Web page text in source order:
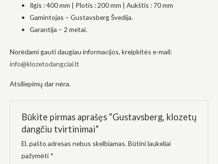
Ilgis : 400 mm | Plotis : 200 mm | Aukštis : 70 mm
Gamintojas – Gustavsberg Švedija.
Garantija – 2 metai.
Norėdami gauti daugiau informacijos, kreipkitės e-mail:
info@klozetodangciai.lt
Atsiliepimų dar nėra.
Būkite pirmas aprašęs “Gustavsberg, klozetų
dangčiu tvirtinimai”
El. pašto adresas nebus skelbiamas. Būtini laukeliai
pažymėti *
atsisakysite
kai kurios
funkcijos iš
Dalindamiesi
pomėgiais ir
lankotės
mūsų
svetainėje,
padidinate
galimybę
pamatyti